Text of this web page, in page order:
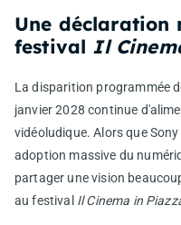
Une déclaration
festival Il
La disparition programmée
janvier 2028 continue
vidéoludique. Alors que
adoption massive du
partager une vision
au festival Il Cinema in